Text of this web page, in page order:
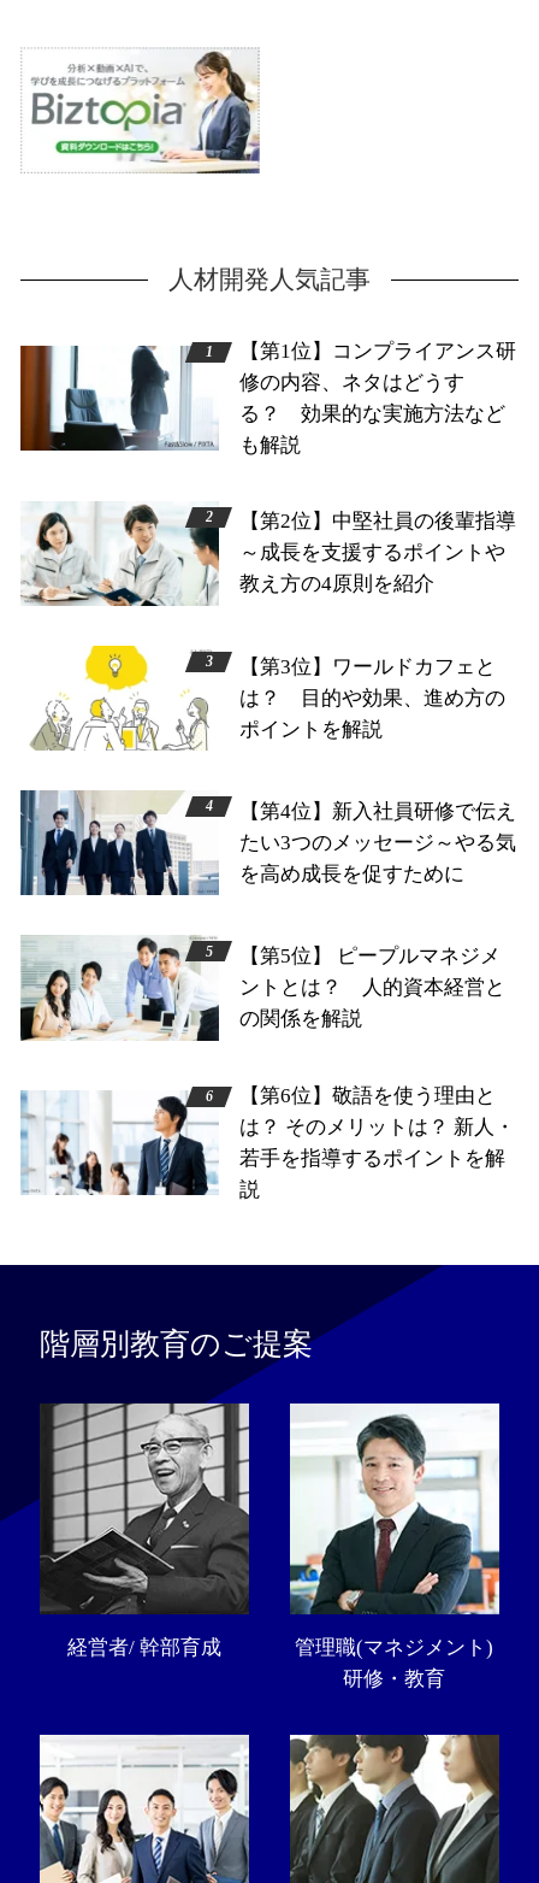
人材開発人気記事
【第1位】コンプライアンス研
修の内容、ネタはどうす
る？ 効果的な実施方法など
も解説
【第2位】中堅社員の後輩指導
～成長を支援するポイントや
教え方の4原則を紹介
【第3位】ワールドカフェと
は？ 目的や効果、進め方の
ポイントを解説
【第4位】新入社員研修で伝え
たい3つのメッセージ～やる気
を高め成長を促すために
【第5位】 ピープルマネジメ
ントとは？ 人的資本経営と
の関係を解説
【第6位】敬語を使う理由と
は？ そのメリットは？ 新人・
若手を指導するポイントを解
説
階層別教育のご提案
経営者/ 幹部育成
管理職(マネジメント)
研修・教育